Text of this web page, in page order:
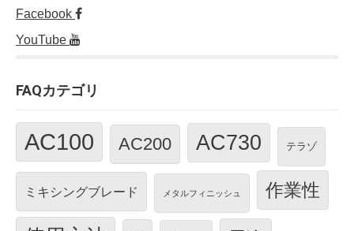
Facebook
YouTube
FAQカテゴリ
AC100 AC200 AC730 テラゾ
ミキシングブレード メタルフィニッシュ 作業性